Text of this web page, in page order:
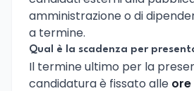
amministrazione o di
a termine.
Qual è la scadenza per
Il termine ultimo per la
candidatura è fissato alle ore